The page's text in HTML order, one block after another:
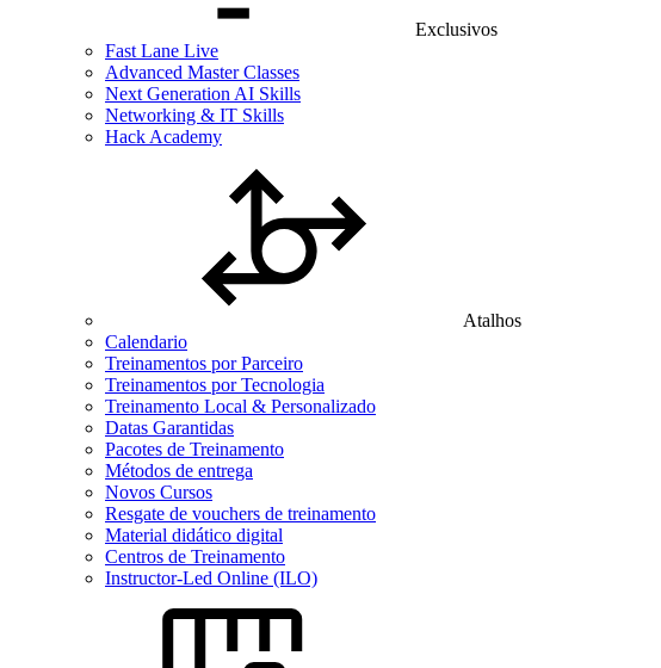
Exclusivos
Fast Lane Live
Advanced Master Classes
Next Generation AI Skills
Networking & IT Skills
Hack Academy
Atalhos
Calendario
Treinamentos por Parceiro
Treinamentos por Tecnologia
Treinamento Local & Personalizado
Datas Garantidas
Pacotes de Treinamento
Métodos de entrega
Novos Cursos
Resgate de vouchers de treinamento
Material didático digital
Centros de Treinamento
Instructor-Led Online (ILO)